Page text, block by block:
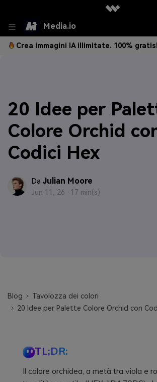
Media.io
Crea immagini IA illimitate. 100% gratis!
20 Idee per
Colore Orchid
Codici Hex
Da Julian Moore
Jun 11, 26 · 17 min(s)
Blog
Tavolozza dei colori
20 Idee per Palette Colore Orchid con
TL;DR:
Il colore orchidea, a metà tra viola e